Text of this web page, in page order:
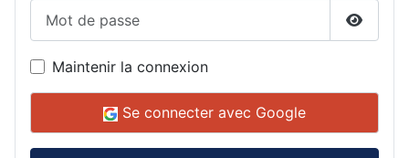
Maintenir la connexion
Se connecter avec Google